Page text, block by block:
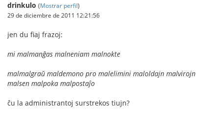
drinkulo (Mostrar perfil)
29 de diciembre de 2011 12:21:56
jen du fiaj frazoj:
mi malmanĝas malneniam malnokte
malmalgraŭ maldemono pro malelimini maloldajn malvirojn
malsen malpoka malpostaĵo
ĉu la administrantoj surstrekos tiujn?